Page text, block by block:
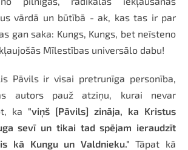
vārdā un būtībā - ak, kas tas ir par
gan saka: Kungs, Kungs, bet neīsteno
Mīlestības universālo dabu!
Pāvils ir visai pretrunīga personība,
autors pauž atziņu, kurai nevar
ka "viņš [Pāvils] zināja, ka Kristus
sevī un tikai tad spējam ieraudzīt
kā Kungu un Valdnieku." Tāpat kā